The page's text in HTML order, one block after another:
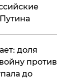
доля
против
до